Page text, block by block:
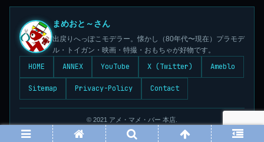
まめおと～さん
出戻りへっぽこモデラー。懐かし（80年代〜現在）プラモデ
ル・トイガン・映画・特撮・おもちゃが好物です。
HOME ANNEX YouTube X (Twitter) Ameblo
Sitemap Privacy-Policy Contact
© 2021 アメ・マメ・バー 本店.